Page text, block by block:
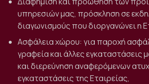
υπηρεσιών μας, πρόσκληση σε
διαγωνισμούς που διοργανώνει η
Ασφάλεια χώρου: για παροχή
γραφεία και άλλες εγκαταστάσεις
και διερεύνηση αναφερόμενων
εγκαταστάσεις της Εταιρείας,